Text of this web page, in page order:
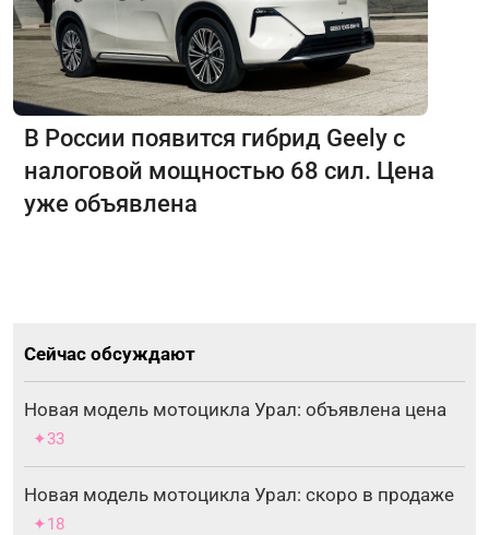
В России появится гибрид Geely с
налоговой мощностью 68 сил. Цена
уже объявлена
Сейчас обсуждают
Новая модель мотоцикла Урал: объявлена цена
✦33
Новая модель мотоцикла Урал: скоро в продаже
✦18